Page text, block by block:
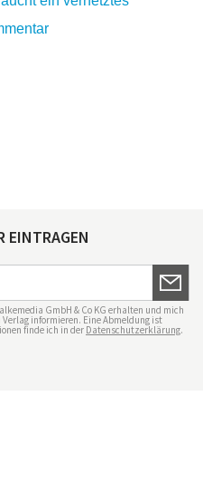
EINTRAGEN
GmbH & Co KG erhalten und mich
informieren. Eine Abmeldung ist
finde ich in der Datenschutzerklärung.